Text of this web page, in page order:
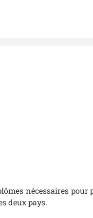
nécessaires
deux pays.